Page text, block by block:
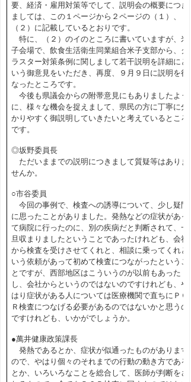
要、経済・雇用対策等でして、説明会の概要につき
ましては、この１ページから２ページの（１）、
（２）に記載しているとおりです。
特に、（２）のイのところに書いていますが、米
子会場で、飲食生活衛生同業組合米子支部から、ク
ラスター対策条例に関しまして若干説明を詳細にと
いう御意見をいただき、再度、９月９日に説明を行
なったところです。
今後も県議会からの附帯意見にもありましたよう
に、様々な機会を捉えまして、県民の方に丁寧に分
かりやすく御説明していきたいと考えているところ
です。
◎坂野委員長
ただいままでの説明につきまして質疑等はありま
せんか。
○市谷委員
今回の事例で、検査への誘導について、少し疑問
に思ったことがありました。発熱などの症状があっ
て病院に行ったのに、別の疾病だと判断されて、一
旦収まりましたということであったけれども、会社
から検査を受けさせてくれと、相談に乗ってくれと
いう依頼があって初めて検査につながったというこ
とですが、西部地区はこういうのが以前もあった
し、会社からというのではないのですけれども、や
はり症状がある人については医療機関で直ちにＰＣ
Ｒ検査につなげる必要があるのではないかと思うの
ですけれども、いかがでしょうか。
●萬井健康政策課長
発熱であるとか、症状が似通ったものがあります
ので、やはり個々のそれまでの行動の動き方である
とか、いろいろなことを総合して、医師が判断をさ